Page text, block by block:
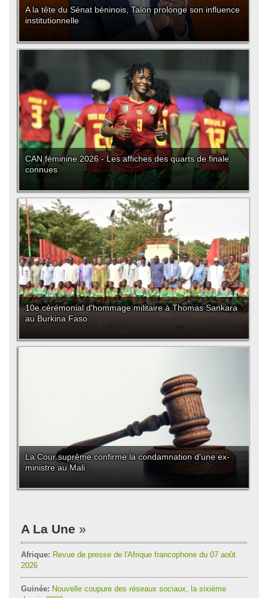
A la tête du Sénat béninois, Talon prolonge son influence
institutionnelle
CAN féminine 2026 - Les affiches des quarts de finale
connues
10e cérémonial d'hommage militaire à Thomas Sankara
au Burkina Faso
La Cour suprême confirme la condamnation d'une ex-
ministre au Mali
A La Une
Afrique: Revue de presse de l'Afrique francophone du 07 août
2026
Guinée: Nouvelle coupure des réseaux sociaux, la sixième